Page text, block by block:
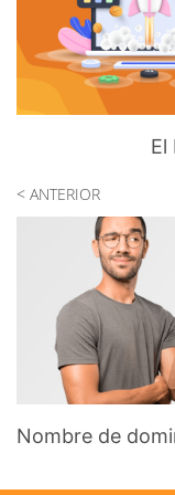
El
< ANTERIOR
Nombre de